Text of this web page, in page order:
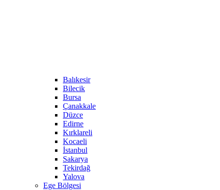
Balıkesir
Bilecik
Bursa
Çanakkale
Düzce
Edirne
Kırklareli
Kocaeli
İstanbul
Sakarya
Tekirdağ
Yalova
Ege Bölgesi